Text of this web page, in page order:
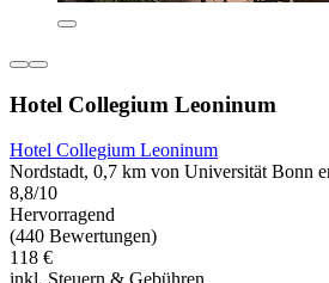
Hotel Collegium Leoninum
Hotel Collegium Leoninum
Nordstadt, 0,7 km von Universität Bonn
8,8/10
Hervorragend
(440 Bewertungen)
118 €